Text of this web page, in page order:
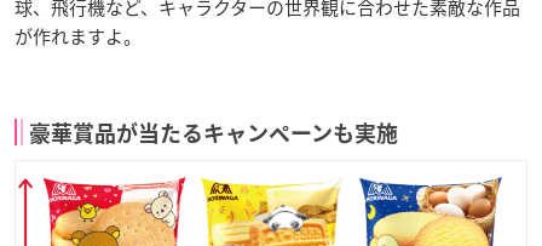
球、飛行機など、キャラクターの世界観に合わせた素敵な作品
が作れますよ。
豪華賞品が当たるキャンペーンも実施